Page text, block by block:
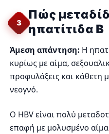
3
Πώς
ηπατίτιδα Β
Άμεση απάντηση: Η
κυρίως με αίμα,
προφυλάξεις και κάθετη
νεογνό.
Ο HBV είναι πολύ
επαφή με μολυσμένο